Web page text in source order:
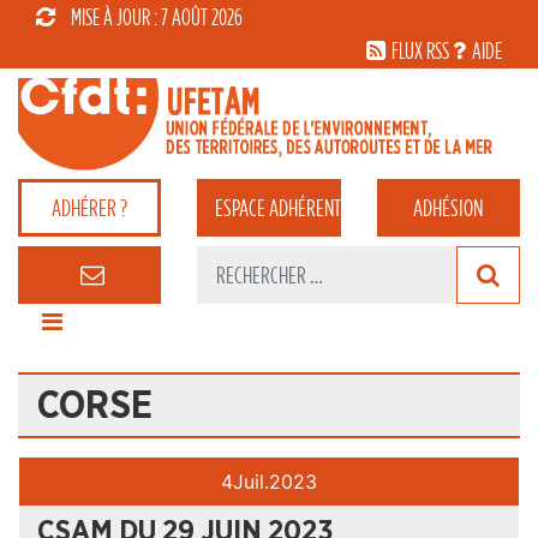
MISE À JOUR : 7 AOÛT 2026
FLUX RSS
AIDE
ADHÉRER ? ESPACEADHÉRENT ADHÉSION
CORSE
4Juil.2023